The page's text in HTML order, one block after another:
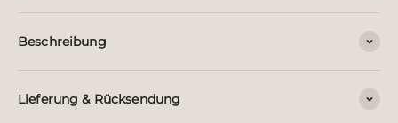
Beschreibung
Lieferung & Rücksendung